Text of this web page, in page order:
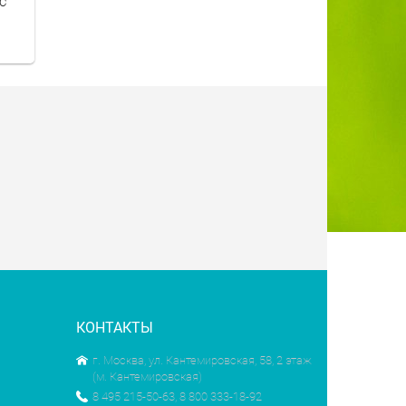
КОНТАКТЫ
г. Москва, ул. Кантемировская, 58, 2 этаж
(м. Кантемировская)
8 495 215-50-63, 8 800 333-18-92